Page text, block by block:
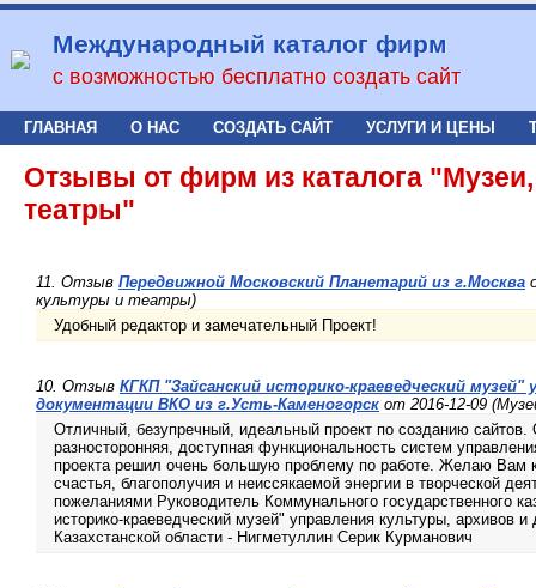
Международный каталог фирм
с возможностью бесплатно создать сайт
ГЛАВНАЯ О НАС СОЗДАТЬ САЙТ УСЛУГИ И ЦЕНЫ
Отзывы от фирм из каталога
театры"
11. Отзыв Передвижной Московский Планетарий из г.Москва
культуры и театры)
Удобный редактор и замечательный Проект!
10. Отзыв КГКП "Зайсанский историко-краеведческий
документации ВКО из г.Усть-Каменогорск от 2016-12-09
Отличный, безупречный, идеальный проект по созданию
разносторонняя, доступная функциональность систем
проекта решил очень большую проблему по работе. Желаю Вам
счастья, благополучия и неиссякаемой энергии в творческой
пожеланиями Руководитель Коммунального государственного
историко-краеведческий музей" управления культуры, архивов
Казахстанской области - Нигметуллин Серик Курманович